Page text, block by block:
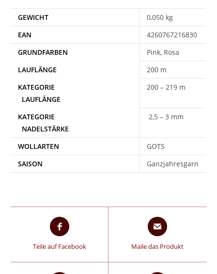
GEWICHT
0,050 kg
EAN
4260767216830
Pink, Rosa
200 m
200 – 219 m
2,5 – 3 mm
WOLLARTEN
GOTS
SAISON
Ganzjahresgarn
Teile auf Facebook Maile das Produkt